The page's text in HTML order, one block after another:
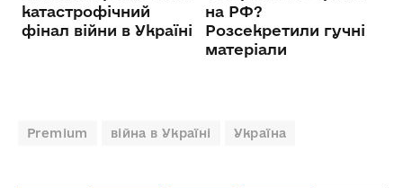
Premium війна в Україні Україна